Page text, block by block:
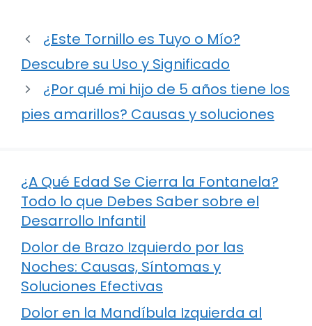
¿Este Tornillo es Tuyo o Mío?
Descubre su Uso y Significado
¿Por qué mi hijo de 5 años tiene los
pies amarillos? Causas y soluciones
¿A Qué Edad Se Cierra la Fontanela?
Todo lo que Debes Saber sobre el
Desarrollo Infantil
Dolor de Brazo Izquierdo por las
Noches: Causas, Síntomas y
Soluciones Efectivas
Dolor en la Mandíbula Izquierda al